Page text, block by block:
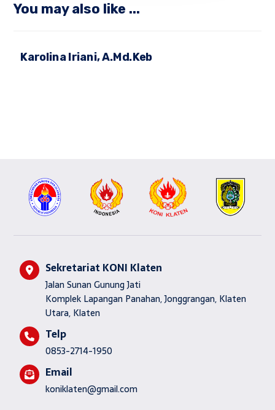
You may also like ...
Karolina Iriani, A.Md.Keb
Sekretariat KONI Klaten
Jalan Sunan Gunung Jati
Komplek Lapangan Panahan, Jonggrangan, Klaten
Utara, Klaten
Telp
0853-2714-1950
Email
koniklaten@gmail.com